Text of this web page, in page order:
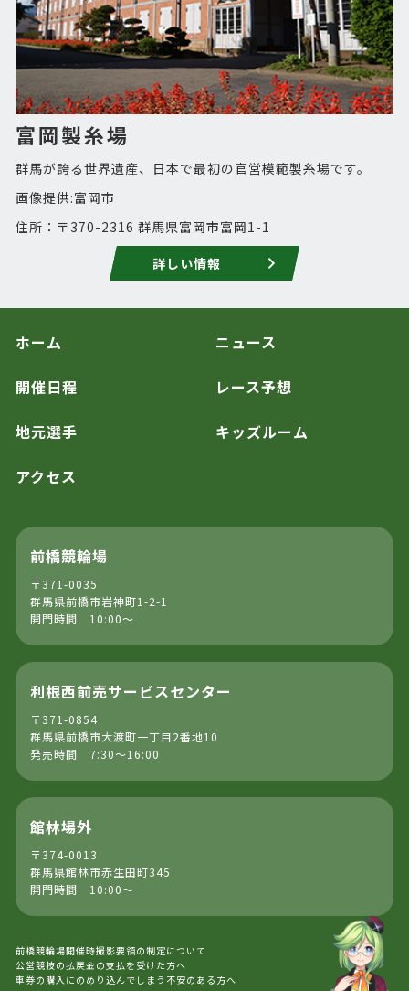
富岡製糸場
群馬が誇る世界遺産、日本で最初の官営模範製糸場です。
画像提供:富岡市
住所：〒370-2316 群馬県富岡市富岡1-1
詳しい情報
ホーム ニュース
開催日程 レース予想
地元選手 キッズルーム
アクセス
前橋競輪場
〒371-0035
群馬県前橋市岩神町1-2-1
開門時間 10:00～
利根西前売サービスセンター
〒371-0854
群馬県前橋市大渡町一丁目2番地10
発売時間 7:30～16:00
館林場外
〒374-0013
群馬県館林市赤生田町345
開門時間 10:00～
前橋競輪場開催時撮影要領の制定について
公営競技の払戻金の支払を受けた方へ
車券の購入にのめり込んでしまう不安のある方へ